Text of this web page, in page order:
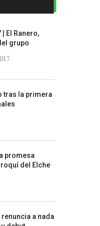
| El Ranero,
grupo
tras la primera
promesa
del Elche
renuncia a nada